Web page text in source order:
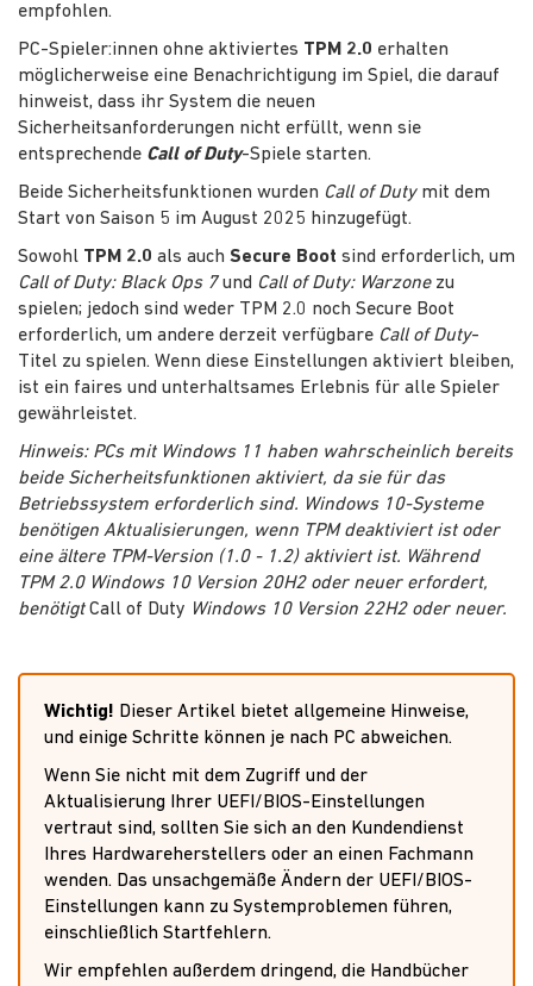
empfohlen.
PC-Spieler:innen ohne aktiviertes TPM 2.0 erhalten
möglicherweise eine Benachrichtigung im Spiel, die darauf
hinweist, dass ihr System die neuen
Sicherheitsanforderungen nicht erfüllt, wenn sie
entsprechende Call of Duty-Spiele starten.
Beide Sicherheitsfunktionen wurden Call of Dutymit dem
Start von Saison 5 im August 2025 hinzugefügt.
Sowohl TPM 2.0 als auch Secure Boot sind erforderlich, um
Call of Duty: Black Ops 7und Call of Duty: Warzonezu
spielen; jedoch sind weder TPM 2.0 noch Secure Boot
erforderlich, um andere derzeit verfügbare Call of Duty-
Titel zu spielen. Wenn diese Einstellungen aktiviert bleiben,
ist ein faires und unterhaltsames Erlebnis für alle Spieler
gewährleistet.
Hinweis: PCs mit Windows 11 haben wahrscheinlich bereits
beide Sicherheitsfunktionen aktiviert, da sie für das
Betriebssystem erforderlich sind. Windows 10-Systeme
benötigen Aktualisierungen, wenn TPM deaktiviert ist oder
eine ältere TPM-Version (1.0 - 1.2) aktiviert ist. Während
TPM 2.0 Windows 10 Version 20H2 oder neuer erfordert,
benötigtCall of Duty Windows 10 Version 22H2 oder neuer.
Wichtig! Dieser Artikel bietet allgemeine Hinweise,
und einige Schritte können je nach PC abweichen.
Wenn Sie nicht mit dem Zugriff und der
Aktualisierung Ihrer UEFI/BIOS-Einstellungen
vertraut sind, sollten Sie sich an den Kundendienst
Ihres Hardwareherstellers oder an einen Fachmann
wenden. Das unsachgemäße Ändern der UEFI/BIOS-
Einstellungen kann zu Systemproblemen führen,
einschließlich Startfehlern.
Wir empfehlen außerdem dringend, die Handbücher